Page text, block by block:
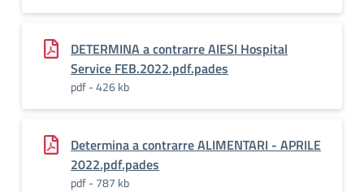
DETERMINA a contrarre AIESI Hospital
Service FEB.2022.pdf.pades
pdf - 426 kb
Determina a contrarre ALIMENTARI - APRILE
2022.pdf.pades
pdf - 787 kb